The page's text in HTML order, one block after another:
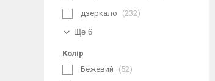
дзеркало 232
Ще 6
Колір
Бежевий
52